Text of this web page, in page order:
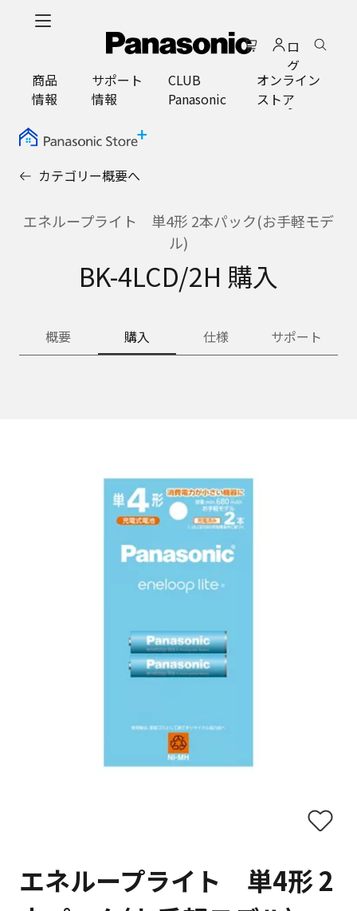
ロ
グ
イ
ン
商品
情報
サポート
情報
CLUB
Panasonic
オンライン
ストア
カテゴリー概要へ
エネループライト 単4形 2本パック(お手軽モデ
ル)
BK-4LCD/2H 購入
概要 購入 仕様 サポート
エネループライト 単4形 2